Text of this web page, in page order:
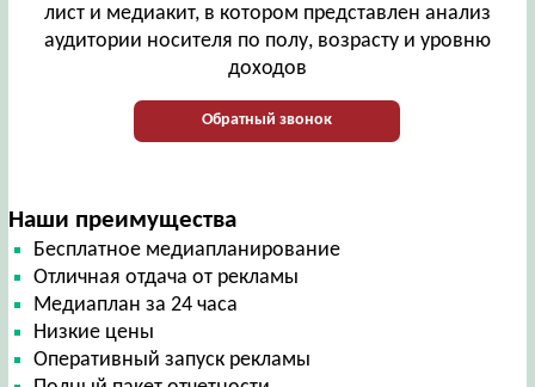
лист и медиакит, в котором представлен анализ
аудитории носителя по полу, возрасту и уровню
доходов
Обратный звонок
Наши преимущества
Бесплатное медиапланирование
Отличная отдача от рекламы
Медиаплан за 24 часа
Низкие цены
Оперативный запуск рекламы